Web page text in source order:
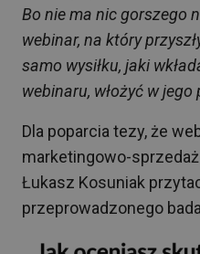
Bo nie ma nic gorszego
webinar, na który
samo wysiłku, jaki
webinaru, włożyć w jego
Dla poparcia tezy, że
marketingowo-
Łukasz Kosuniak
przeprowadzonego